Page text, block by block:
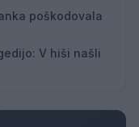
poškodovala
V hiši našli